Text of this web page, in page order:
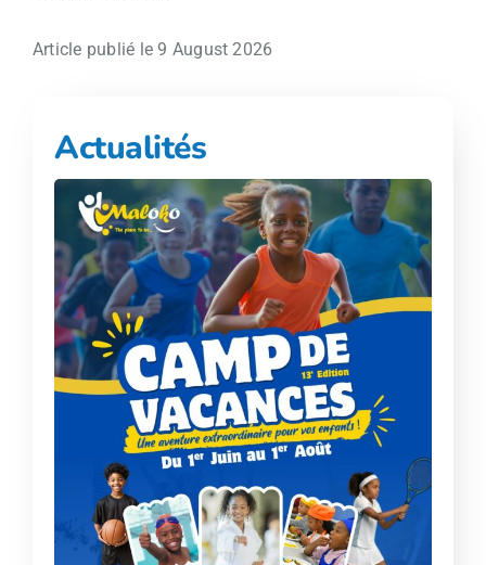
Article publié le 9 August 2026
Actualités